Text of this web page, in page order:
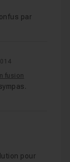
par
fusion
pour